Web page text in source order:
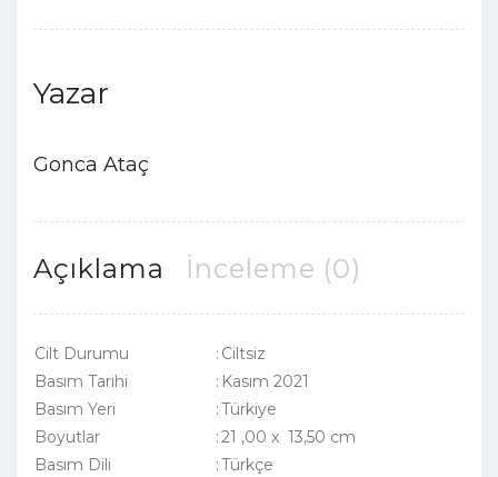
Yazar
Gonca Ataç
Açıklama İnceleme (0)
Cilt Durumu : Ciltsiz
Basım Tarihi
: Kasım 2021
Basım Yeri
:Türkiye
Boyutlar
:21 ,00 x 13,50 cm
Basım Dili
:Türkçe